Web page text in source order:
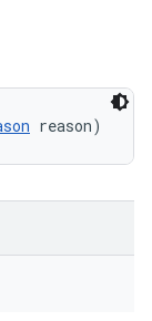
reason)